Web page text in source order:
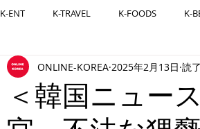
K-ENT K-TRAVEL K-FOODS K-
＜韓国ニュー
ONLINE-KOREA 2025年2月13日 読